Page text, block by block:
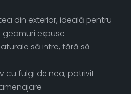
din exterior, ideală pentru
expuse
să intre, fără să
cu fulgi de nea, potrivit